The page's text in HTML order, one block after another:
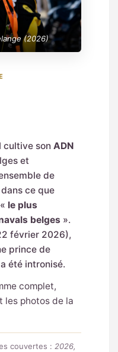
cultive son ADN
et
de
ce que
le plus
belges ».
février 2026),
prince de
été intronisé.
complet,
les photos de la
couvertes : 2026,
(2026)